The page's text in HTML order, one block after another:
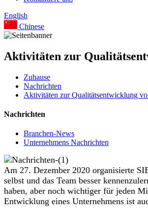
English
Chinese
Aktivitäten zur
Zuhause
Nachrichten
Aktivitäten zur Qualitätsentwicklung
Nachrichten
Branchen-News
Unternehmens Nachrichten
Am 27. Dezember 2020 organisierte
selbst und das Team besser
haben, aber noch wichtiger für jeden
Entwicklung eines Unternehmens ist